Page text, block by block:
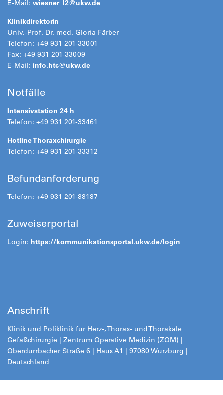
E-Mail: wiesner_l2@ukw.de
Klinikdirektorin
Univ.-Prof. Dr. med. Gloria Färber
Telefon: +49 931 201-33001
Fax: +49 931 201-33009
E-Mail: info.htc@ukw.de
Notfälle
Intensivstation 24 h
Telefon: +49 931 201-33461
Hotline Thoraxchirurgie
Telefon: +49 931 201-33312
Befundanforderung
Telefon: +49 931 201-33137
Zuweiserportal
Login: https://kommunikationsportal.ukw.de/login
Anschrift
Klinik und Poliklinik für Herz-, Thorax- und Thorakale
Gefäßchirurgie | Zentrum Operative Medizin (ZOM) |
Oberdürrbacher Straße 6 | Haus A1 | 97080 Würzburg |
Deutschland